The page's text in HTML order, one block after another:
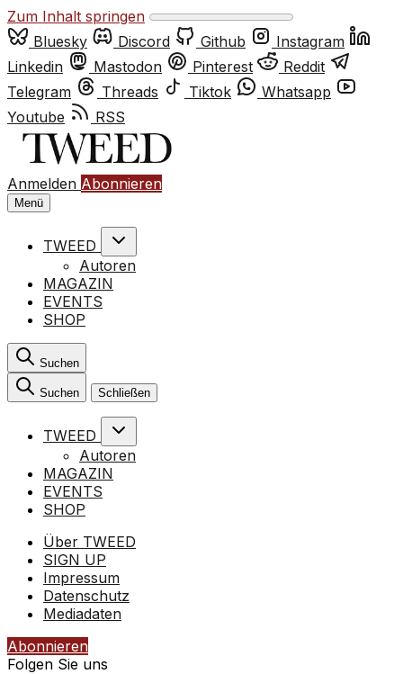
Zum Inhalt springen
Bluesky
Discord Github
Instagram
Linkedin
Mastodon Pinterest
Reddit
Telegram
Threads Tiktok
Whatsapp
Youtube
RSS
Anmelden Abonnieren
Menü
TWEED
Autoren
MAGAZIN
EVENTS
SHOP
Suchen
Suchen Schließen
TWEED
Autoren
MAGAZIN
EVENTS
SHOP
Über TWEED
SIGN UP
Impressum
Datenschutz
Mediadaten
Abonnieren
Folgen Sie uns